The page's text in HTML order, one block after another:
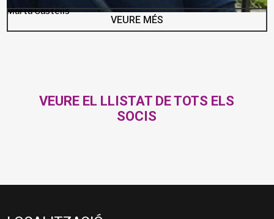
Marta Castells
VEURE MÉS
VEURE EL LLISTAT DE TOTS ELS
SOCIS